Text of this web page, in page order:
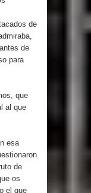
de
de
para
que
al que
esa
de
os
el que